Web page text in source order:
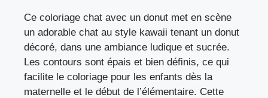
Ce coloriage chat avec un donut met en scène
un adorable chat au style kawaii tenant un donut
décoré, dans une ambiance ludique et sucrée.
Les contours sont épais et bien définis, ce qui
facilite le coloriage pour les enfants dès la
maternelle et le début de l’élémentaire. Cette